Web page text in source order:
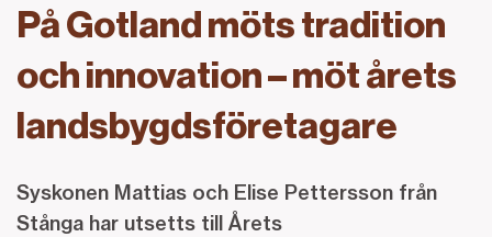
På Gotland möts tradition
och innovation – möt årets
landsbygdsföretagare
Syskonen Mattias och Elise Pettersson från
Stånga har utsetts till Årets